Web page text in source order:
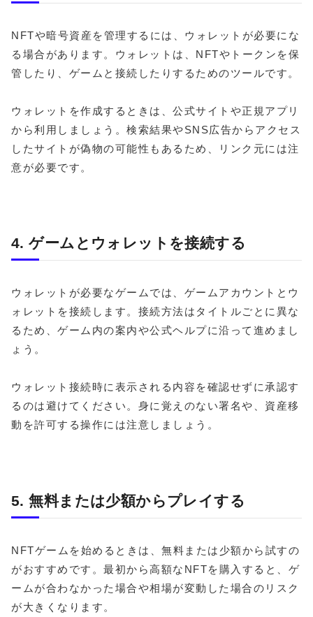
NFTや暗号資産を管理するには、ウォレットが必要にな
る場合があります。ウォレットは、NFTやトークンを保
管したり、ゲームと接続したりするためのツールです。
ウォレットを作成するときは、公式サイトや正規アプリ
から利用しましょう。検索結果やSNS広告からアクセス
したサイトが偽物の可能性もあるため、リンク元には注
意が必要です。
4. ゲームとウォレットを接続する
ウォレットが必要なゲームでは、ゲームアカウントとウ
ォレットを接続します。接続方法はタイトルごとに異な
るため、ゲーム内の案内や公式ヘルプに沿って進めまし
ょう。
ウォレット接続時に表示される内容を確認せずに承認す
るのは避けてください。身に覚えのない署名や、資産移
動を許可する操作には注意しましょう。
5. 無料または少額からプレイする
NFTゲームを始めるときは、無料または少額から試すの
がおすすめです。最初から高額なNFTを購入すると、ゲ
ームが合わなかった場合や相場が変動した場合のリスク
が大きくなります。